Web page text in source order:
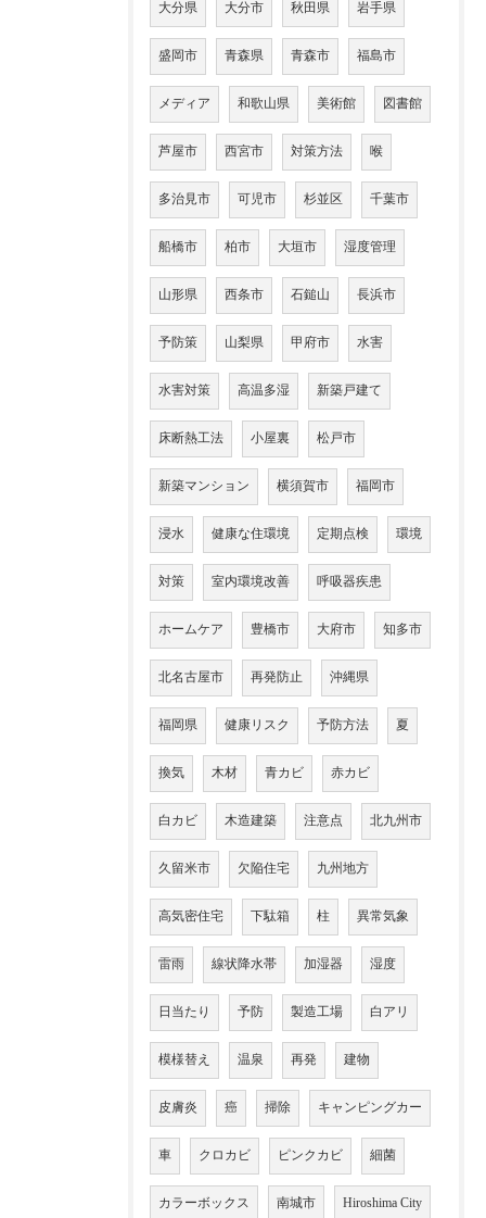
大分県 大分市 秋田県 岩手県
盛岡市 青森県 青森市 福島市
メディア 和歌山県 美術館 図書館
芦屋市 西宮市 対策方法 喉
多治見市 可児市 杉並区 千葉市
船橋市 柏市 大垣市 湿度管理
山形県 西条市 石鎚山 長浜市
予防策 山梨県 甲府市 水害
水害対策 高温多湿 新築戸建て
床断熱工法 小屋裏 松戸市
新築マンション 横須賀市 福岡市
浸水 健康な住環境 定期点検 環境
対策 室内環境改善 呼吸器疾患
ホームケア 豊橋市 大府市 知多市
北名古屋市 再発防止 沖縄県
福岡県 健康リスク 予防方法 夏
換気 木材 青カビ 赤カビ
白カビ 木造建築 注意点 北九州市
久留米市 欠陥住宅 九州地方
高気密住宅 下駄箱 柱 異常気象
雷雨 線状降水帯 加湿器 湿度
日当たり 予防 製造工場 白アリ
模様替え 温泉 再発 建物
皮膚炎 癌 掃除 キャンピングカー
車 クロカビ ピンクカビ 細菌
カラーボックス 南城市 Hiroshima City